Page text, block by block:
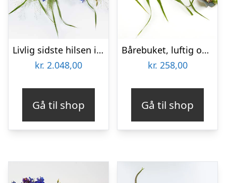
Livlig sidste hilsen i blå – Blomster til begravelse
kr. 2.048,00
Gå til shop
Bårebuket, luftig og farverig – Blomster til begravelse
kr. 258,00
Gå til shop